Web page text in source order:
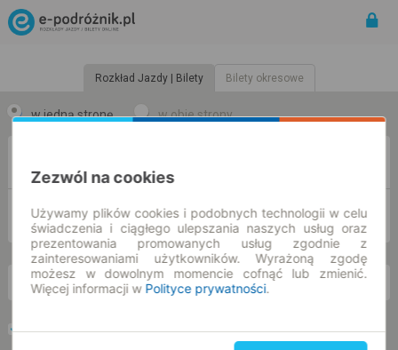
Rozkład Jazdy | Bilety Bilety okresowe
w jedną stronę w obie strony
DO
nd. 9 sie. -- : --
Preferuj bez przesiadek Tylko bilet online
Zezwól na cookies
Używamy plików cookies i podobnych technologii w celu
świadczenia i ciągłego ulepszania naszych usług oraz
prezentowania promowanych usług zgodnie z
zainteresowaniami użytkowników. Wyrażoną zgodę
możesz w dowolnym momencie cofnąć lub zmienić.
Więcej informacji w Polityce prywatności.